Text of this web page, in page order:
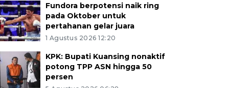
Fundora berpotensi naik ring
pada Oktober untuk
pertahanan gelar juara
1 Agustus 2026 12:20
KPK: Bupati Kuansing nonaktif
potong TPP ASN hingga 50
persen